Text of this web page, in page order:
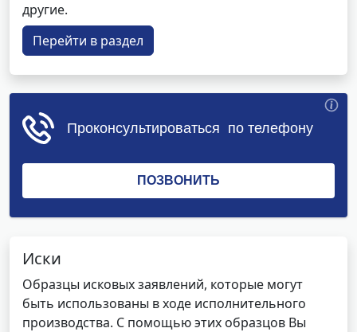
другие.
Перейти в раздел
Иски
Образцы исковых заявлений, которые могут
быть использованы в ходе исполнительного
производства. С помощью этих образцов Вы